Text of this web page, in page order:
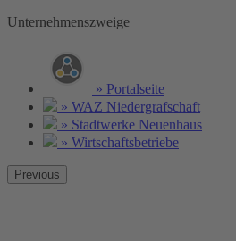
Unternehmenszweige
» Portalseite
» WAZ Niedergrafschaft
» Stadtwerke Neuenhaus
» Wirtschaftsbetriebe
Previous